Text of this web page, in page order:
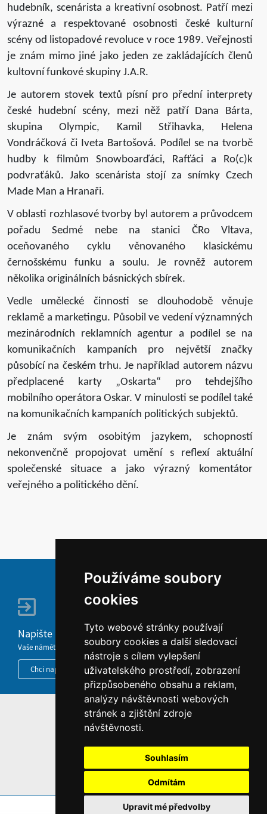
Používáme soubory
cookies
Tyto webové stránky používají
soubory cookies a další sledovací
nástroje s cílem vylepšení
uživatelského prostředí, zobrazení
přizpůsobeného obsahu a reklam,
analýzy návštěvnosti webových
stránek a zjištění zdroje
návštěvnosti.
Souhlasím
Odmítám
Upravit mé předvolby
hudebník, scenárista a kreativní osobnost. Patří mezi
výrazné a respektované osobnosti české kulturní
scény od listopadové revoluce v roce 1989. Veřejnosti
je znám mimo jiné jako jeden ze zakládajících členů
kultovní funkové skupiny J.A.R.
Je autorem stovek textů písní pro přední interprety
české hudební scény, mezi něž patří Dana Bárta,
skupina Olympic, Kamil Střihavka, Helena
Vondráčková či Iveta Bartošová. Podílel se na tvorbě
hudby k filmům Snowboarďáci, Rafťáci a Ro(c)k
podvraťáků. Jako scenárista stojí za snímky Czech
Made Man a Hranaři.
V oblasti rozhlasové tvorby byl autorem a průvodcem
pořadu Sedmé nebe na stanici ČRo Vltava,
oceňovaného cyklu věnovaného klasickému
černošskému funku a soulu. Je rovněž autorem
několika originálních básnických sbírek.
Vedle umělecké činnosti se dlouhodobě věnuje
reklamě a marketingu. Působil ve vedení významných
mezinárodních reklamních agentur a podílel se na
komunikačních kampaních pro největší značky
působící na českém trhu. Je například autorem názvu
předplacené karty „Oskarta“ pro tehdejšího
mobilního operátora Oskar. V minulosti se podílel také
na komunikačních kampaních politických subjektů.
Je znám svým osobitým jazykem, schopností
nekonvenčně propojovat umění s reflexí aktuální
společenské situace a jako výrazný komentátor
veřejného a politického dění.
Napište nám
Vaše náměty, komentáře, připomínky a dotazy nezůstanou bez odezvy.
Chci napsat MKČR
HOME